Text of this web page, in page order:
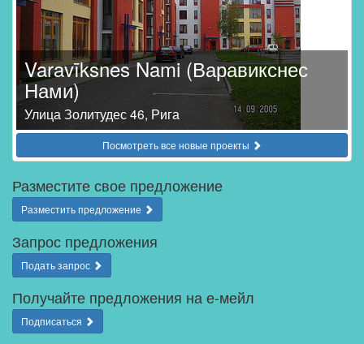
Varavīksnes Nami (Варавикснес
Нами)
Улица Золитудес 46, Рига
Посмотреть все новые проекты
Разместите свое предложение
Разместить предложение
Запрос предложения
Подать запрос
Получайте предложения на е-мейл
Подписаться